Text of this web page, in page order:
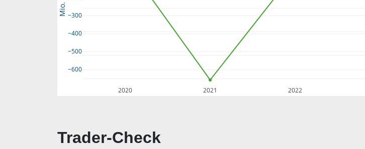
2020 2021 2022
−600
−500
−400
−300
Mio.
Trader-Check